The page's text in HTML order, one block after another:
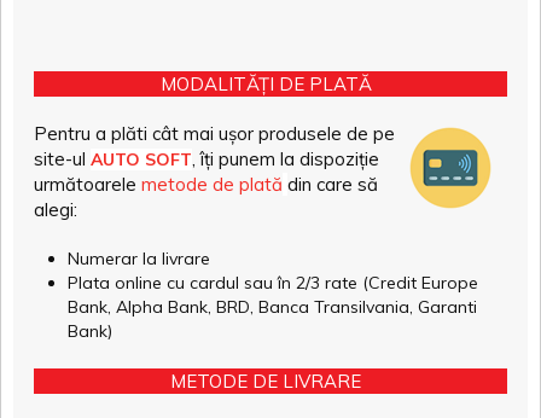
MODALITĂȚI DE PLATĂ
Pentru a plăti cât mai ușor produsele de pe
site-ul AUTO SOFT, îți punem la dispoziție
următoarele metode de plată din care să
alegi:
Numerar la livrare
Plata online cu cardul sau în 2/3 rate (Credit Europe
Bank, Alpha Bank, BRD, Banca Transilvania, Garanti
Bank)
METODE DE LIVRARE